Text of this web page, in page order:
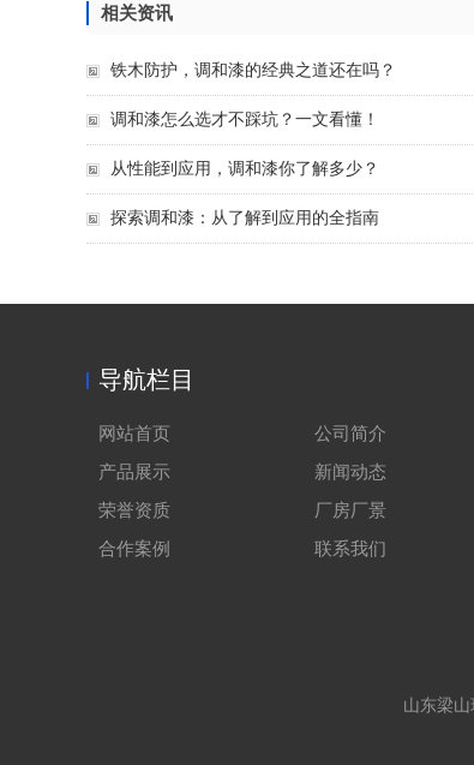
相关资讯
铁木防护，调和漆的经典之道还在吗？
调和漆怎么选才不踩坑？一文看懂！
从性能到应用，调和漆你了解多少？
探索调和漆：从了解到应用的全指南
导航栏目
网站首页
公司简介
产品展示
新闻动态
荣誉资质
厂房厂景
合作案例
联系我们
山东梁